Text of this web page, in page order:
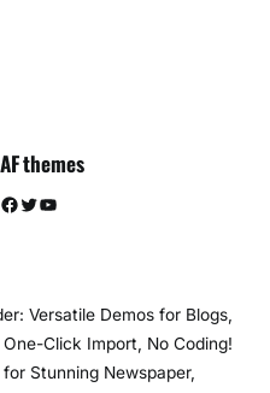
AF themes
Facebook Twitter YouTube
Versatile Demos for Blogs,
Click Import, No Coding!
Stunning Newspaper,